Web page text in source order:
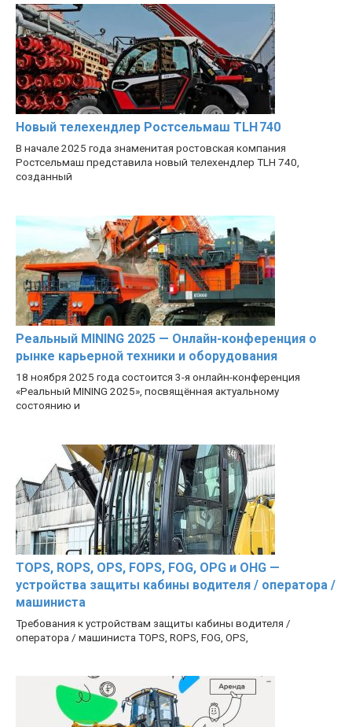
Новый телехендлер Ростсельмаш TLH 740
В начале 2025 года знаменитая ростовская компания
Ростсельмаш представила новый телехендлер TLH 740,
созданный
Реальный MINING 2025 — Онлайн-конференция о
рынке карьерной техники и оборудования
18 ноября 2025 года состоится 3-я онлайн-конференция
«Реальный MINING 2025», посвящённая актуальному
состоянию и
TOPS, ROPS, OPS, FOPS, FOG, OPG и OHG —
устройства защиты кабины водителя / оператора /
машиниста
Требования к устройствам защиты кабины водителя /
оператора / машиниста TOPS, ROPS, FOG, OPS,